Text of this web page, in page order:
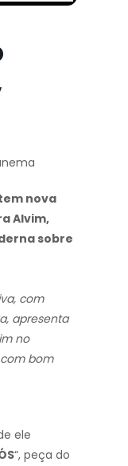
nova
Alvim,
sobre
com
apresenta
no
bom
ele
“, peça do